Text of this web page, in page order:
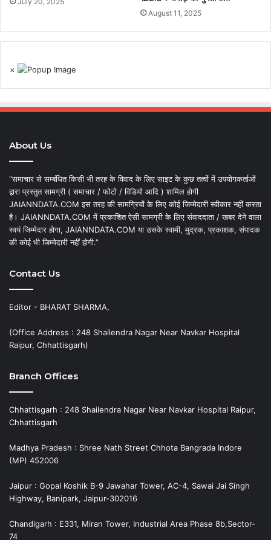
August 11, 2025
×
About Us
“समाचार से सम्बंधित किसी भी तरह के विवाद के लिए साइट के कुछ तत्वों में उपयोगकर्ताओं
द्वारा प्रस्तुत सामग्री ( समाचार / फोटो / विडियो आदि ) शामिल होगी
JAIANNDATA.COM इस तरह की सामग्रियों के लिए कोई जिम्मेदारी स्वीकार नहीं करता
है। JAIANNDATA.COM में प्रकाशित ऐसी सामग्री के लिए संवाददाता / खबर देने वाला
स्वयं जिम्मेदार होगा, JAIANNDATA.COM या उसके स्वामी, मुद्रक, प्रकाशक, संपादक
की कोई भी जिम्मेदारी नहीं होगी.”
Contact Us
Editor - BHARAT SHARMA,
(Office Address : 248 Shailendra Nagar Near Navkar Hospital
Raipur, Chhattisgarh)
Branch Offices
Chhattisgarh : 248 Shailendra Nagar Near Navkar Hospital Raipur,
Chhattisgarh
Madhya Pradesh : Shree Nath Street Chhota Bangrada Indore
(MP) 452006
Jaipur : Gopal Koshik B-9 Jawahar Tower, AC-4, Sawai Jai Singh
Highway, Banipark, Jaipur-302016
Chandigarh : E331, Miran Tower, Industrial Area Phase 8b,Sector-
74